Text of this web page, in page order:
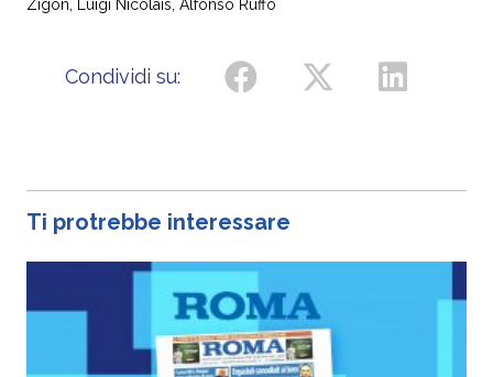
Zigon, Luigi Nicolais, Alfonso Ruffo
Condividi su:
Ti protrebbe interessare